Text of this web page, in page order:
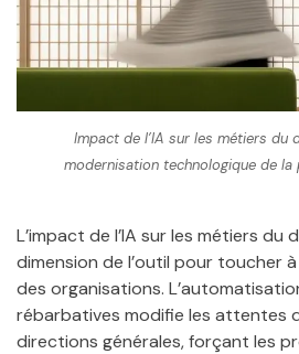
Impact de l’IA sur les métiers
modernisation technologique de la
L’impact de l’IA sur les métiers du
dimension de l’outil pour toucher
des organisations.
rébarbatives modifie les attentes
directions générales, forçant les